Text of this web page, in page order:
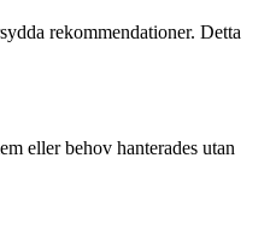
rekommendationer. Detta
eller behov hanterades utan